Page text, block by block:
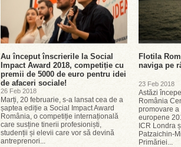
Au început înscrierile la Social
Impact Award 2018, competiție cu
premii de 5000 de euro pentru idei
de afaceri sociale!
26 Feb 2018
Marți, 20 februarie, s-a lansat cea de a
șaptea ediție a Social Impact Award
România, o competiție internațională
care susține tinerii profesioniști,
studenții și elevii care vor să devină
antreprenori...
Flotila
naviga pe
23 Feb 2018
Astăzi
România
promovare
europene
ICR Londra
Patzaichin-
Primăriei...